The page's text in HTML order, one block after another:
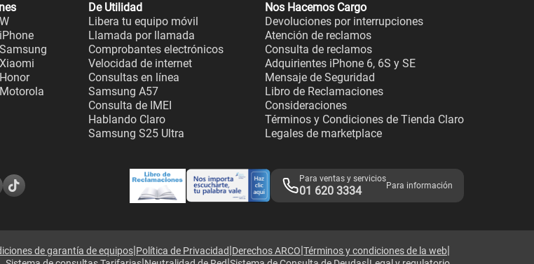
De Utilidad
Libera tu equipo móvil
Llamada por llamada
Comprobantes electrónicos
Velocidad de internet
Consultas en línea
Samsung A57
Consulta de IMEI
Hablando Claro
Samsung S25 Ultra
Nos Hacemos Cargo
Devoluciones por interrupciones
Atención de reclamos
Consulta de reclamos
Adquirientes iPhone 6, 6S y SE
Mensaje de Seguridad
Libro de Reclamaciones
Consideraciones
Términos y Condiciones de Tienda Claro
Legales de marketplace
Para ventas y servicios
01 620 3334 Para información
de garantía de equipos|Política de Privacidad|Derechos ARCO|Términos y condiciones de la web|